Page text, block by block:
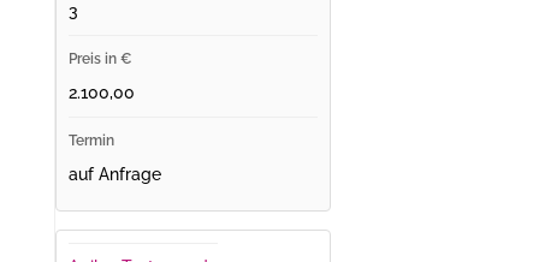
3
2.100,00
auf Anfrage